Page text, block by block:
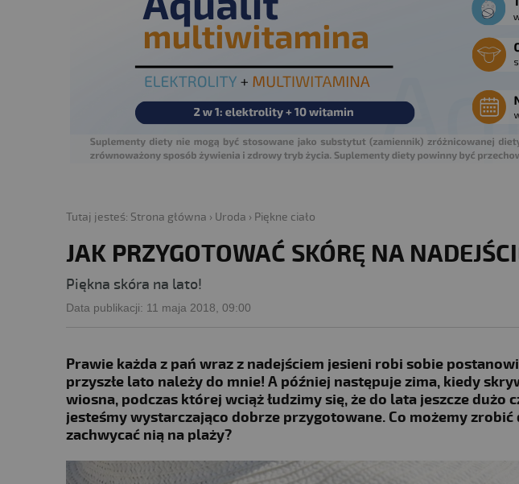
Tutaj jesteś: Strona główna › Uroda › Piękne ciało
JAK PRZYGOTOWAĆ SKÓRĘ NA
Piękna skóra na lato!
Data publikacji: 11 maja 2018, 09:00
Prawie każda z pań wraz z nadejściem jesieni robi sobie
przyszłe lato należy do mnie! A później następuje zima, kiedy
wiosna, podczas której wciąż łudzimy się, że do lata jeszcze dużo
jesteśmy wystarczająco dobrze przygotowane. Co możemy
zachwycać nią na plaży?